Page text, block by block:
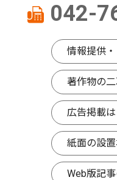
042-
情報提供
著作物の
広告掲載
紙面の設
Web版記